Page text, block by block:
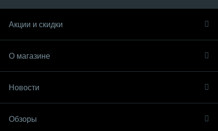
Акции и скидки
О магазине
Новости
Обзоры